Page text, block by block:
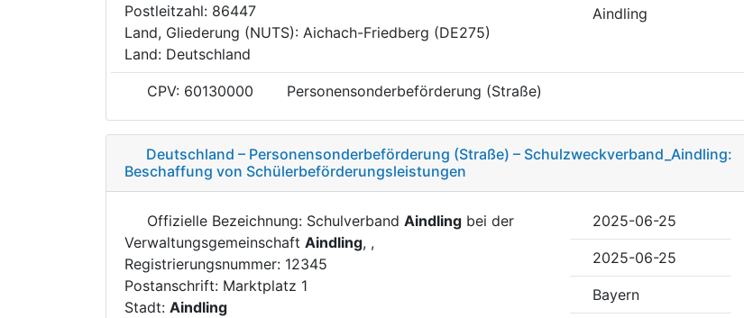
Postleitzahl: 86447
Land, Gliederung (NUTS): Aichach-Friedberg (DE275)
Land: Deutschland
Aindling
CPV: 60130000 Personensonderbeförderung (Straße)
Deutschland – Personensonderbeförderung (Straße) – Schulzweckverband_Aindling:
Beschaffung von Schülerbeförderungsleistungen
Offizielle Bezeichnung: Schulverband Aindling bei der
Verwaltungsgemeinschaft Aindling, ,
Registrierungsnummer: 12345
Postanschrift: Marktplatz 1
Stadt: Aindling
2025-06-25
2025-06-25
Bayern